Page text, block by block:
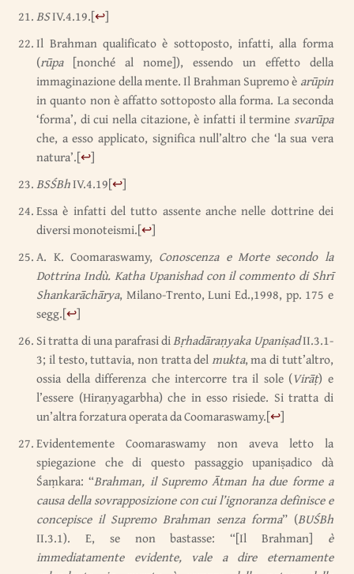
BSIV.4.19.[↩]
Il Brahman qualificato è sottoposto, infatti, alla forma
(rūpa[nonché al nome]), essendo un effetto della
immaginazione della mente. Il Brahman Supremo è arūpin
in quanto non è affatto sottoposto alla forma. La seconda
‘forma’, di cui nella citazione, è infatti il termine svarūpa
che, a esso applicato, significa null’altro che ‘la sua vera
natura’.[↩]
BSŚBhIV.4.19[↩]
Essa è infatti del tutto assente anche nelle dottrine dei
diversi monoteismi.[↩]
A. K. Coomaraswamy, Conoscenza e Morte secondo la
Dottrina Indù. Katha Upanishad con il commento di Shrī
Shankarāchārya, Milano-Trento, Luni Ed.,1998, pp. 175 e
segg.[↩]
Si tratta di una parafrasi diBṛhadāraṇyaka UpaniṣadII.3.1-
3; il testo, tuttavia, non tratta delmukta, ma di tutt’altro,
ossia della differenza che intercorre tra il sole (Virāṭ) e
l’essere (Hiraṇyagarbha) che in esso risiede. Si tratta di
un’altra forzatura operata da Coomaraswamy.[↩]
Evidentemente Coomaraswamy non aveva letto la
spiegazione che di questo passaggio upaniṣadico dà
Śaṃkara: “Brahman, il Supremo Ātman ha due forme a
causa della sovrapposizione con cui l’ignoranza definisce e
concepisce il Supremo Brahman senza forma” (BUŚBh
II.3.1). E, se non bastasse: “[Il Brahman] è
immediatamente evidente, vale a dire eternamente